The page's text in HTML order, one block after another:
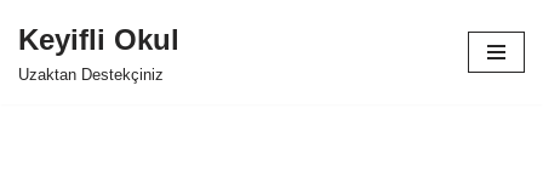
İçeriğe
Keyifli Okul
Uzaktan Destekçiniz